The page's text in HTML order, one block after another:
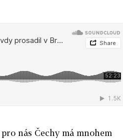
nás Čechy má mnohem